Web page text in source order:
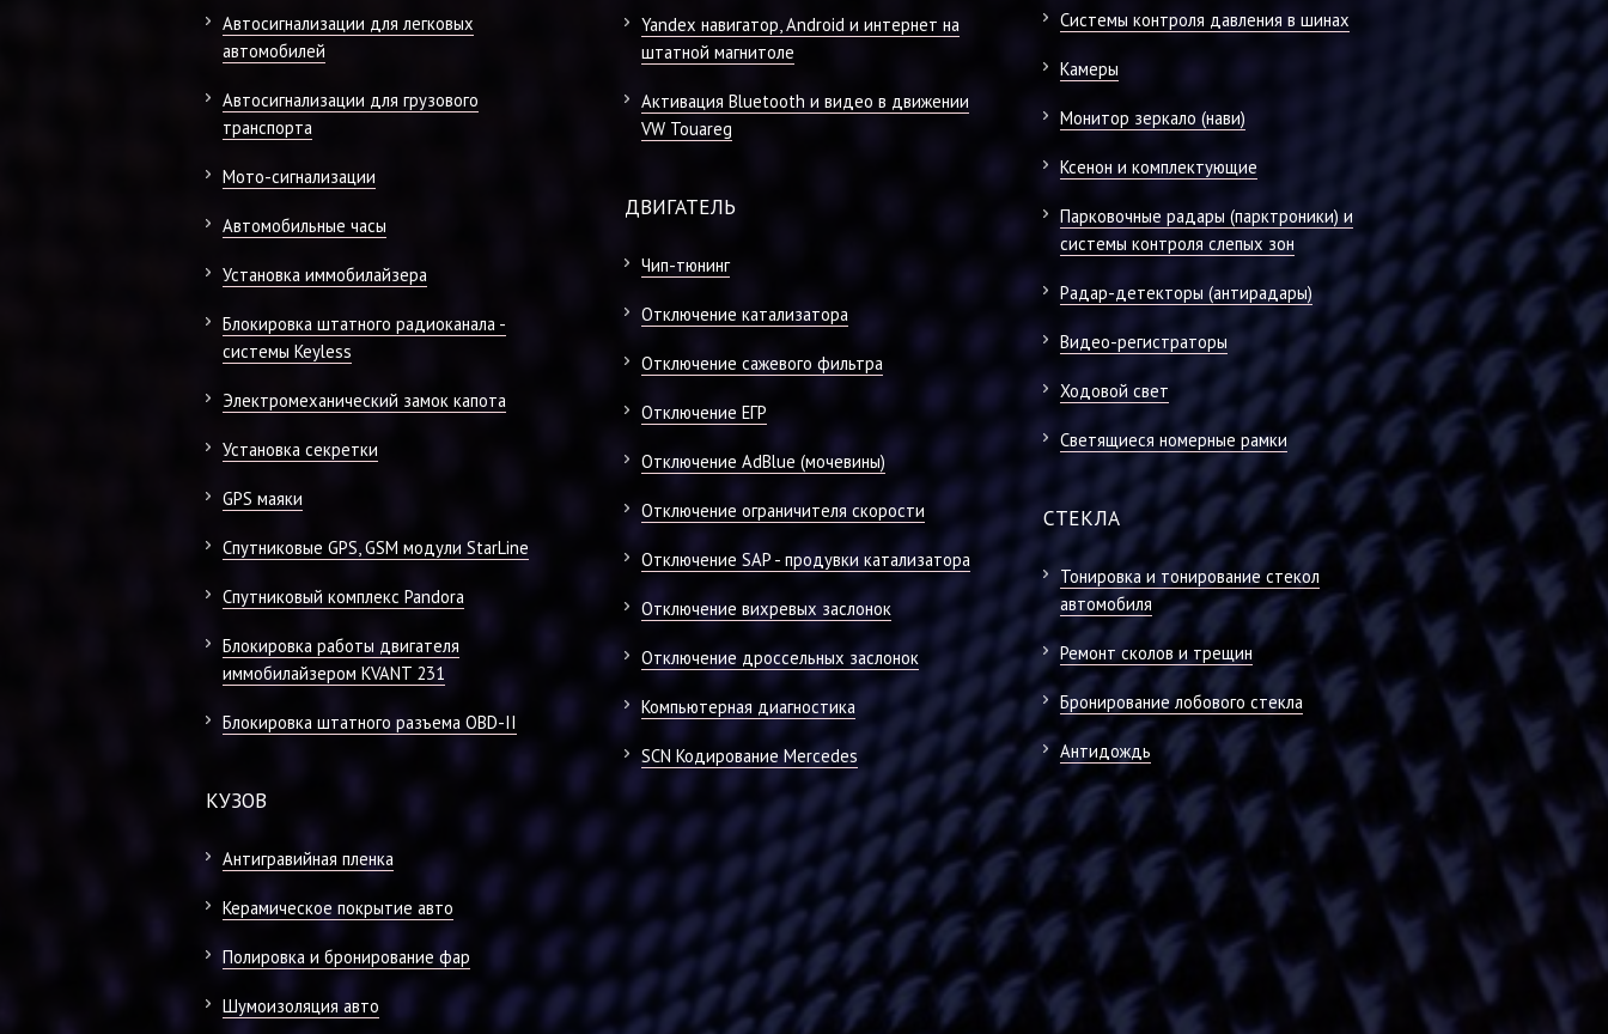
Автосигнализации для легковых
автомобилей
Автосигнализации для грузового
транспорта
Мото-сигнализации
Автомобильные часы
Установка иммобилайзера
Блокировка штатного радиоканала -
системы Keyless
Электромеханический замок капота
Установка секретки
GPS маяки
Спутниковые GPS, GSM модули StarLine
Спутниковый комплекс Pandora
Блокировка работы двигателя
иммобилайзером KVANT 231
Блокировка штатного разъема OBD-II
КУЗОВ
Антигравийная пленка
Керамическое покрытие авто
Полировка и бронирование фар
Шумоизоляция авто
Yandex навигатор, Android и интернет на
штатной магнитоле
Активация Bluetooth и видео в движении
VW Touareg
ДВИГАТЕЛЬ
Чип-тюнинг
Отключение катализатора
Отключение сажевого фильтра
Отключение ЕГР
Отключение AdBlue (мочевины)
Отключение ограничителя скорости
Отключение SAP - продувки катализатора
Отключение вихревых заслонок
Отключение дроссельных заслонок
Компьютерная диагностика
SCN Кодирование Mercedes
Системы контроля давления в шинах
Камеры
Монитор зеркало (нави)
Ксенон и комплектующие
Парковочные радары (парктроники) и
системы контроля слепых зон
Радар-детекторы (антирадары)
Видео-регистраторы
Ходовой свет
Светящиеся номерные рамки
СТЕКЛА
Тонировка и тонирование стекол
автомобиля
Ремонт сколов и трещин
Бронирование лобового стекла
Антидождь